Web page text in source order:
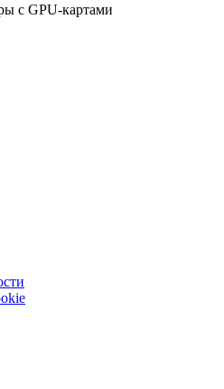
с GPU-картами